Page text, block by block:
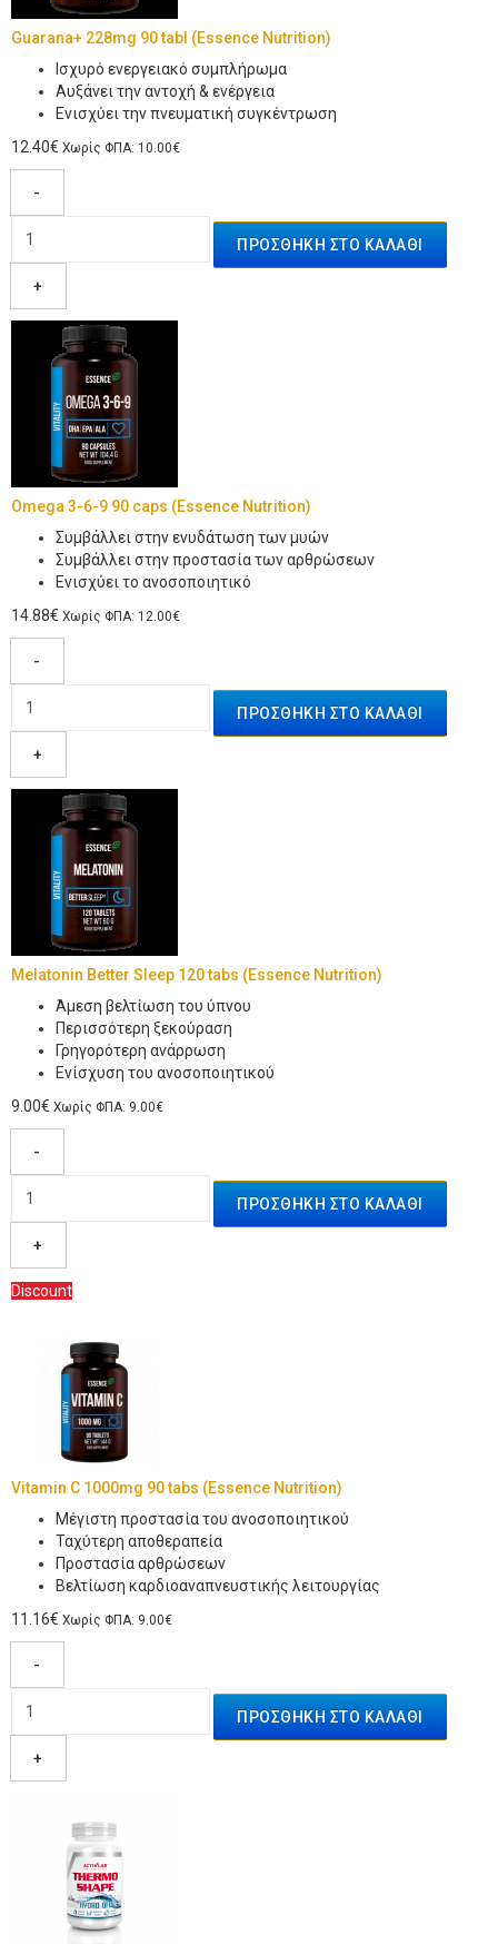
Guarana+ 228mg 90 tabl (Essence Nutrition)
Iσχυρό ενεργειακό συμπλήρωμα
Αυξάνει την αντοχή & ενέργεια
Ενισχύει την πνευματική συγκέντρωση
12.40€ Χωρίς ΦΠΑ: 10.00€
-
+
Omega 3-6-9 90 caps (Essence Nutrition)
Συμβάλλει στην ενυδάτωση των μυών
Συμβάλλει στην προστασία των αρθρώσεων
Ενισχύει το ανοσοποιητικό
14.88€ Χωρίς ΦΠΑ: 12.00€
-
+
Melatonin Better Sleep 120 tabs (Essence Nutrition)
Άμεση βελτίωση του ύπνου
Περισσότερη ξεκούραση
Γρηγορότερη ανάρρωση
Ενίσχυση του ανοσοποιητικού
9.00€ Χωρίς ΦΠΑ: 9.00€
-
+
Discount
Vitamin C 1000mg 90 tabs (Essence Nutrition)
Μέγιστη προστασία του ανοσοποιητικού
Ταχύτερη αποθεραπεία
Προστασία αρθρώσεων
Βελτίωση καρδιοαναπνευστικής λειτουργίας
11.16€ Χωρίς ΦΠΑ: 9.00€
-
+